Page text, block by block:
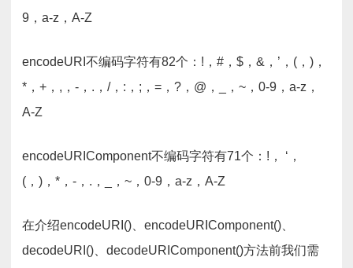
9，a-z，A-Z
encodeURI不编码字符有82个：!，#，$，&，’，(，)，
*，+，,，-，.，/，:，;，=，?，@，_，~，0-9，a-z，
A-Z
encodeURIComponent不编码字符有71个：!， ‘，
(，)，*，-，.，_，~，0-9，a-z，A-Z
在介绍encodeURI()、encodeURIComponent()、
decodeURI()、decodeURIComponent()方法前我们需